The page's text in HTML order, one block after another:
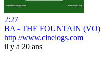
2:27
BA - THE FOUNTAIN (VO)
http //www.cinelogs.com
il y a 20 ans